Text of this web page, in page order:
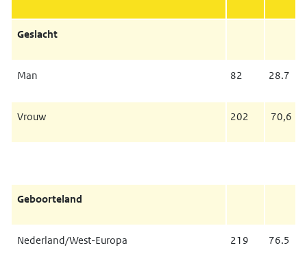
Geslacht
Man 82 28.7
Vrouw 202 70,6
Geboorteland
Nederland/West-Europa 219 76.5